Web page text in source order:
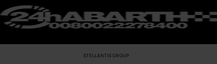
STELLANTIS GROUP